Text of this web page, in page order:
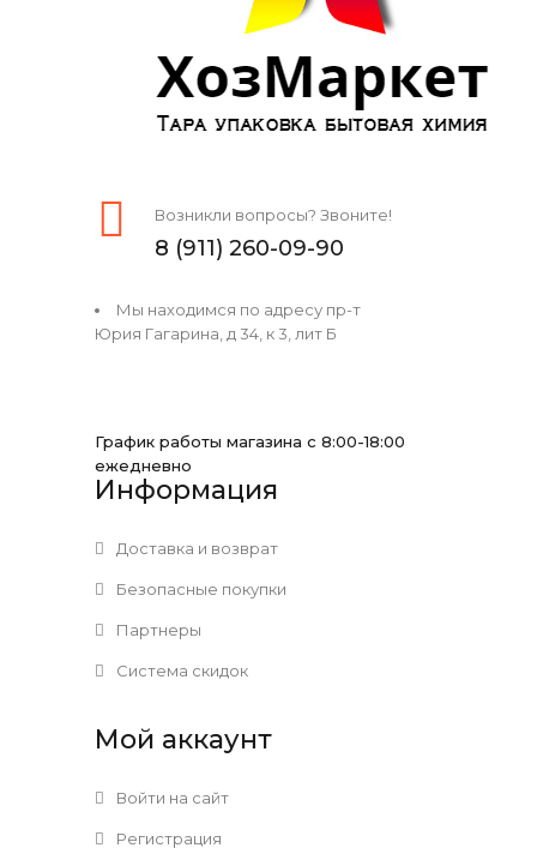
Возникли вопросы? Звоните!
8 (911) 260-09-90
Мы находимся по адресу пр-т
Юрия Гагарина, д 34, к 3, лит Б
График работы магазина с 8:00-18:00
ежедневно
Информация
Доставка и возврат
Безопасные покупки
Партнеры
Система скидок
Мой аккаунт
Войти на сайт
Регистрация